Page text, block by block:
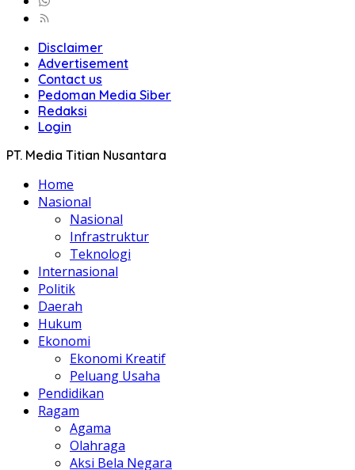
Disclaimer
Advertisement
Contact us
Pedoman Media Siber
Redaksi
Login
PT. Media Titian Nusantara
Home
Nasional
Nasional
Infrastruktur
Teknologi
Internasional
Politik
Daerah
Hukum
Ekonomi
Ekonomi Kreatif
Peluang Usaha
Pendidikan
Ragam
Agama
Olahraga
Aksi Bela Negara